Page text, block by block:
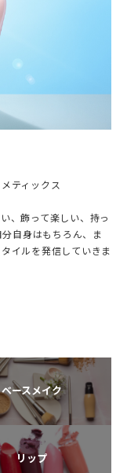
ティックス
、飾って楽しい、持っ
⾃⾝はもちろん、ま
イルを発信していきま
ベースメイク
リップ